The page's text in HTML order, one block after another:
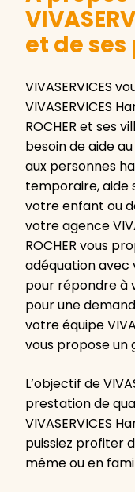
et de
VIVASERVICES
VIVASERVICES
ROCHER et ses
besoin de aide
aux personnes
temporaire, aide
votre enfant ou
votre agence
ROCHER vous
adéquation
pour répondre à
pour une
votre équipe
vous propose un
L’objectif de
prestation de
VIVASERVICES
puissiez profiter
même ou en